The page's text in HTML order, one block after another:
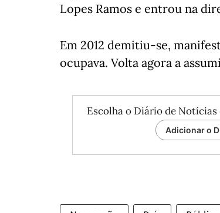
Lopes Ramos e entrou na
Em 2012 demitiu-se,
ocupava. Volta agora a
Escolha o Diário de
Adicionar o